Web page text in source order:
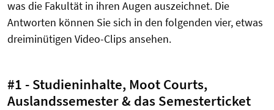
was die Fakultät in ihren Augen auszeichnet. Die
Antworten können Sie sich in den folgenden vier, etwas
dreiminütigen Video-Clips ansehen.
#1 - Studieninhalte, Moot Courts,
Auslandssemester & das Semesterticket